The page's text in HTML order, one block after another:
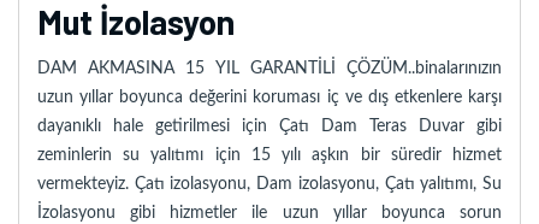
Mut İzolasyon
DAM AKMASINA 15 YIL GARANTİLİ ÇÖZÜM..binalarınızın
uzun yıllar boyunca değerini koruması iç ve dış etkenlere karşı
dayanıklı hale getirilmesi için Çatı Dam Teras Duvar gibi
zeminlerin su yalıtımı için 15 yılı aşkın bir süredir hizmet
vermekteyiz. Çatı izolasyonu, Dam izolasyonu, Çatı yalıtımı, Su
İzolasyonu gibi hizmetler ile uzun yıllar boyunca sorun